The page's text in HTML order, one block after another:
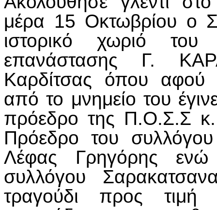
μέρα 15 Οκτωβρίου ο
ιστορικό χωριό
επανάστασης Γ.
Καρδίτσας όπου αφού
από το μνημείο του
πρόεδρο της Π.Ο.Σ.Σ
Πρόεδρο του
Λέφας Γρηγόρης
συλλόγου
τραγούδι προς